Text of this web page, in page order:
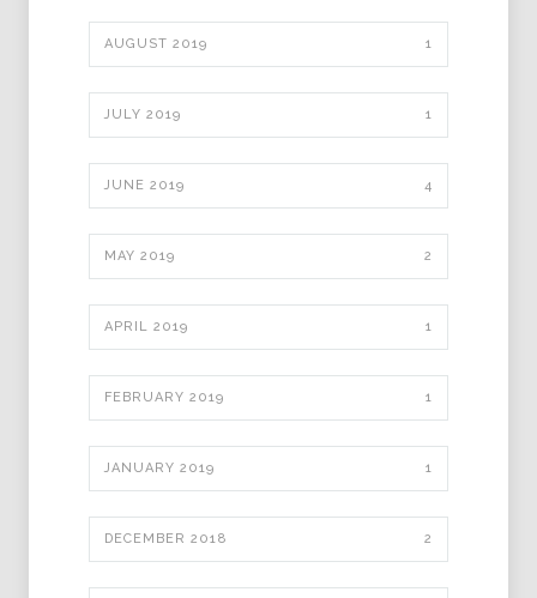
AUGUST 2019 1
JULY 2019 1
JUNE 2019 4
MAY 2019 2
APRIL 2019 1
FEBRUARY 2019 1
JANUARY 2019 1
DECEMBER 2018 2